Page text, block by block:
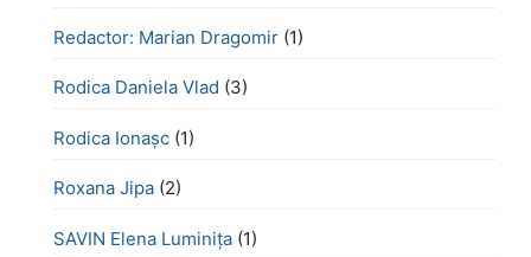
Redactor: Marian Dragomir (1)
Rodica Daniela Vlad (3)
Rodica Ionașc (1)
Roxana Jipa (2)
SAVIN Elena Luminița (1)